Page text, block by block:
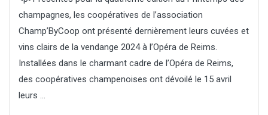
champagnes, les coopératives de l’association
Champ’ByCoop ont présenté dernièrement leurs cuvées et
vins clairs de la vendange 2024 à l’Opéra de Reims.
Installées dans le charmant cadre de l’Opéra de Reims,
des coopératives champenoises ont dévoilé le 15 avril
leurs ...